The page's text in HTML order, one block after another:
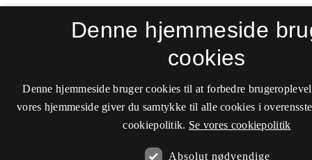
Denne hjemmeside
cookies
Denne hjemmeside bruger cookies til at forbedre
vores hjemmeside giver du samtykke til alle cookies i
cookiepolitik. Se vores cookiepolitik
Absolut nødvendige